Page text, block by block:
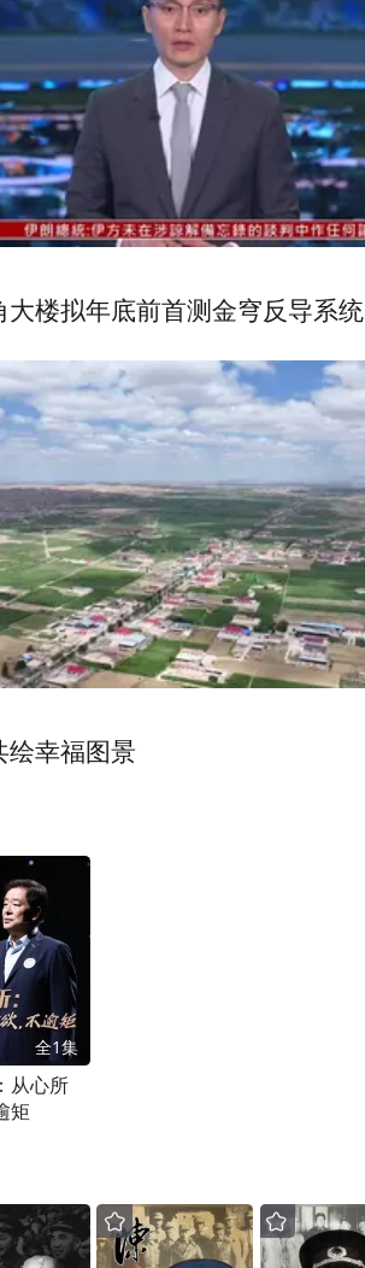
大楼拟年底前首测金穹反导系统
绘幸福图景
全1集
从心所
矩